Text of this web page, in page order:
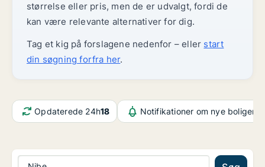
størrelse eller pris, men de er udvalgt, fordi de
kan være relevante alternativer for dig.
Tag et kig på forslagene nedenfor – eller start
din søgning forfra her.
Opdaterede 24h18 Notifikationer om nye boliger